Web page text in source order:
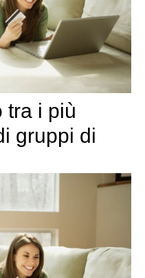
tra i più
gruppi di